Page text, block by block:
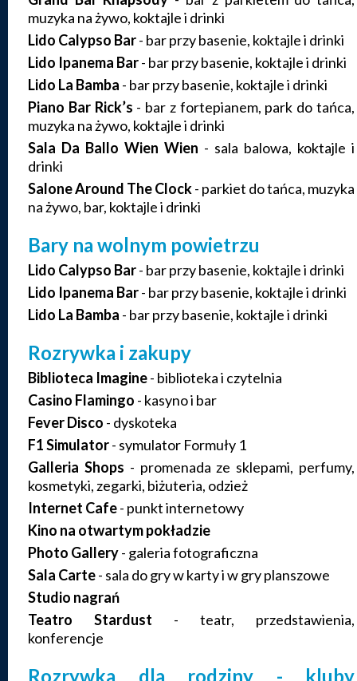
muzyka na żywo, koktajle i drinki
Lido Calypso Bar- bar przy basenie, koktajle i drinki
Lido Ipanema Bar- bar przy basenie, koktajle i drinki
Lido La Bamba - bar przy basenie, koktajle i drinki
Piano Bar Rick’s - bar z fortepianem, park do tańca,
muzyka na żywo, koktajle i drinki
Sala Da Ballo Wien Wien - sala balowa, koktajle i
drinki
SaloneAround The Clock- parkiet do tańca, muzyka
na żywo, bar, koktajle i drinki
Bary na wolnym powietrzu
Lido Calypso Bar- bar przy basenie, koktajle i drinki
Lido Ipanema Bar- bar przy basenie, koktajle i drinki
Lido La Bamba - bar przy basenie, koktajle i drinki
Rozrywka i zakupy
Biblioteca Imagine- biblioteka i czytelnia
Casino Flamingo - kasyno i bar
Fever Disco - dyskoteka
F1 Simulator- symulator Formuły 1
Galleria Shops - promenada ze sklepami, perfumy,
kosmetyki, zegarki, biżuteria, odzież
Internet Cafe- punkt internetowy
Kino na otwartym pokładzie
Photo Gallery- galeria fotograficzna
Sala Carte- sala do gry w karty i w gry planszowe
Studio nagrań
Teatro Stardust - teatr, przedstawienia,
konferencje
Rozrywka dla rodziny - kluby